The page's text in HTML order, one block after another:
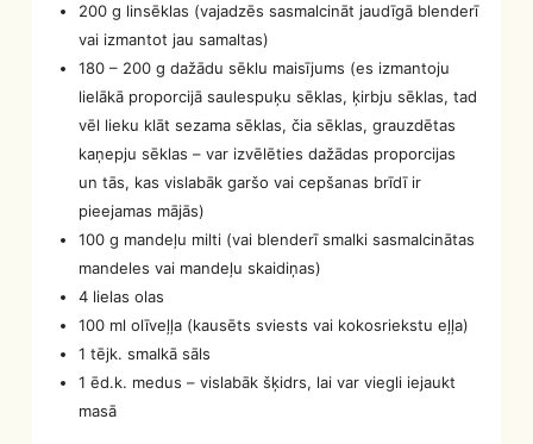
200 g linsēklas (vajadzēs sasmalcināt jaudīgā blenderī
vai izmantot jau samaltas)
180 – 200 g dažādu sēklu maisījums (es izmantoju
lielākā proporcijā saulespuķu sēklas, ķirbju sēklas, tad
vēl lieku klāt sezama sēklas, čia sēklas, grauzdētas
kaņepju sēklas – var izvēlēties dažādas proporcijas
un tās, kas vislabāk garšo vai cepšanas brīdī ir
pieejamas mājās)
100 g mandeļu milti (vai blenderī smalki sasmalcinātas
mandeles vai mandeļu skaidiņas)
4 lielas olas
100 ml olīveļļa (kausēts sviests vai kokosriekstu eļļa)
1 tējk. smalkā sāls
1 ēd.k. medus – vislabāk šķidrs, lai var viegli iejaukt
masā